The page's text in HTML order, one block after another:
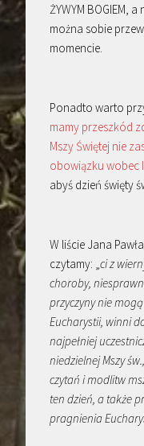
ŻYWYM BOGIEM,
można sobie
momencie.
Ponadto warto
mamy przeszkód
Mszy Świętej nie
obowiązku wobec
abyś dzień święty
W liście Jana
czytamy: „ci z
choroby,
przyczyny nie
Eucharystii, winni
najpełniej
niedzielnej Mszy
czytań i modlitw
ten dzień, a także
pragnienia